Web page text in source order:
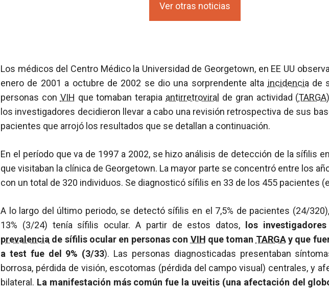
Ver otras noticias
Los médicos del Centro Médico la Universidad de Georgetown, en EE UU
enero de 2001 a octubre de 2002 se dio una sorprendente alta incidencia de
personas con VIH que tomaban terapia antirretroviral de gran actividad (TARGA
los investigadores decidieron llevar a cabo una revisión retrospectiva de sus
pacientes que arrojó los resultados que se detallan a continuación.
En el período que va de 1997 a 2002, se hizo análisis de detección de la sífilis
que visitaban la clínica de Georgetown. La mayor parte se concentró entre los
con un total de 320 individuos. Se diagnosticó sífilis en 33 de los 455 pacientes
A lo largo del último periodo, se detectó sífilis en el 7,5% de pacientes (24/
13% (3/24) tenía sífilis ocular. A partir de estos datos,
los
prevalencia de sífilis ocular en personas con VIH que toman TARGAy que
a test fue del 9% (3/33). Las personas diagnosticadas presentaban
borrosa, pérdida de visión, escotomas (pérdida del campo visual) centrales, y
bilateral. La manifestación más común fue la uveitis (una afectación del